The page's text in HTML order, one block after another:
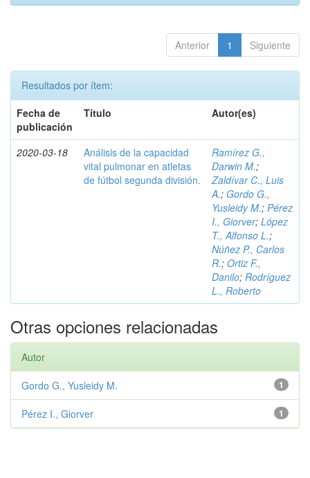
Anterior 1 Siguiente
Resultados por ítem:
Fecha de
publicación
Título Autor(es)
2020-03-18
Análisis de la capacidad
vital pulmonar en atletas
de fútbol segunda división.
Ramírez G.,
Darwin M.;
Zaldívar C., Luis
A.; Gordo G.,
Yusleidy M.; Pérez
I., Giorver; López
T., Alfonso L.;
Núñez P., Carlos
R.; Ortiz F.,
Danilo; Rodríguez
L., Roberto
Otras opciones relacionadas
Autor
1
Gordo G., Yusleidy M.
1
Pérez I., Giorver